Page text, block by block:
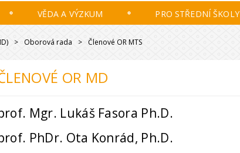
VĚDA A VÝZKUM PRO STŘEDNÍ ŠKOLY
Oborová rada Členové OR MTS
OR MD
Mgr. Lukáš Fasora Ph.D.
PhDr. Ota Konrád, Ph.D.